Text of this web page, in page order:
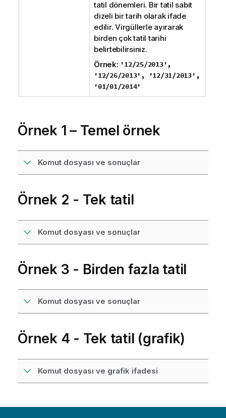
tatil dönemleri. Bir tatil sabit
dizeli bir tarih olarak ifade
edilir. Virgüllerle ayırarak
birden çok tatil tarihi
belirtebilirsiniz.
Örnek: '12/25/2013',
'12/26/2013', '12/31/2013',
'01/01/2014'
Örnek 1 – Temel örnek
Komut dosyası ve sonuçlar
Örnek 2 - Tek tatil
Komut dosyası ve sonuçlar
Örnek 3 - Birden fazla tatil
Komut dosyası ve sonuçlar
Örnek 4 - Tek tatil (grafik)
Komut dosyası ve grafik ifadesi